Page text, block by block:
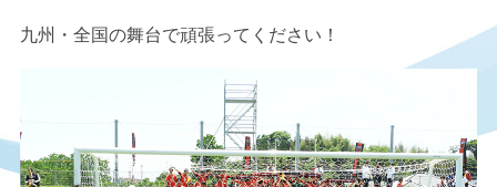
九州・全国の舞台で頑張ってください！